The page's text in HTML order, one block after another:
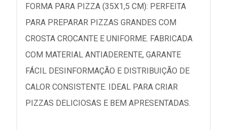
FORMA PARA PIZZA (35X1,5 CM): PERFEITA
PARA PREPARAR PIZZAS GRANDES COM
CROSTA CROCANTE E UNIFORME. FABRICADA
COM MATERIAL ANTIADERENTE, GARANTE
FÁCIL DESINFORMAÇÃO E DISTRIBUIÇÃO DE
CALOR CONSISTENTE. IDEAL PARA CRIAR
PIZZAS DELICIOSAS E BEM APRESENTADAS.